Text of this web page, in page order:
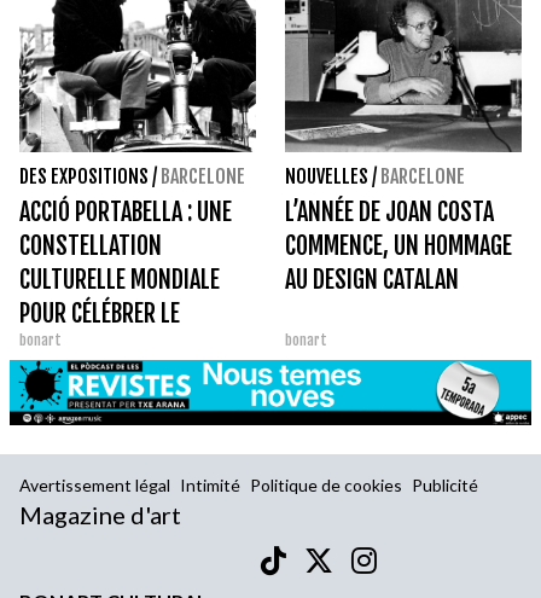
DES EXPOSITIONS / BARCELONE
ACCIÓ PORTABELLA : UNE
CONSTELLATION
CULTURELLE MONDIALE
POUR CÉLÉBRER LE
CENTENAIRE D'UN
CINÉASTE IRRÉDUCTIBLE
bonart
NOUVELLES / BARCELONE
L’ANNÉE DE JOAN COSTA
COMMENCE, UN HOMMAGE
AU DESIGN CATALAN
bonart
Avertissement légal Intimité Politique de cookies Publicité
Magazine d'art